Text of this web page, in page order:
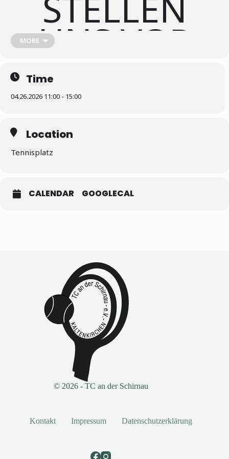
UNS VOR
MORE
Time
04.26.2026 11:00 - 15:00
Location
Tennisplatz
CALENDAR GOOGLECAL
© 2026 - TC an der Schirnau
Kontakt Impressum Datenschutzerklärung